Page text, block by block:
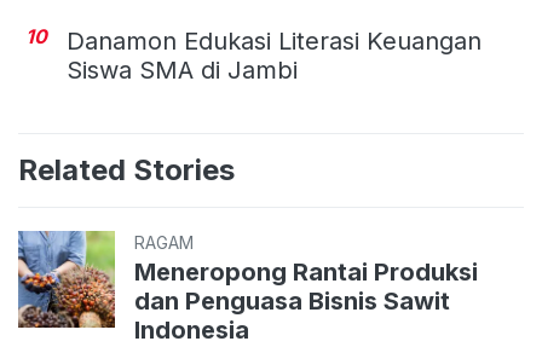
10
Danamon Edukasi Literasi Keuangan
Siswa SMA di Jambi
Related Stories
RAGAM
Meneropong Rantai Produksi
dan Penguasa Bisnis Sawit
Indonesia